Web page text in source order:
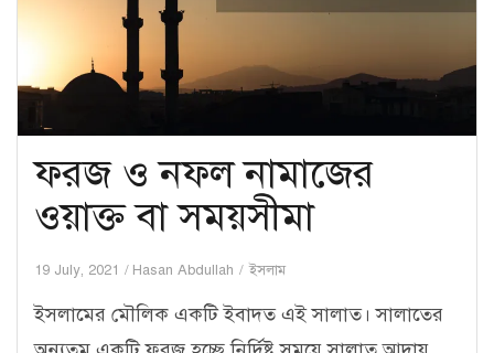
ফরজ ও নফল নামাজের
ওয়াক্ত বা সময়সীমা
19 July, 2021 Hasan Abdullah ইসলাম
ইসলামের মৌলিক একটি ইবাদত এই সালাত। সালাতের